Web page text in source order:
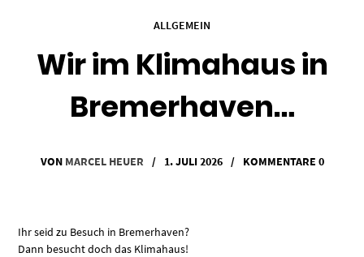
ALLGEMEIN
Wir im Klimahaus in
Bremerhaven…
VON MARCEL HEUER / 1. JULI 2026 / KOMMENTARE 0
Ihr seid zu Besuch in Bremerhaven?
Dann besucht doch das Klimahaus!